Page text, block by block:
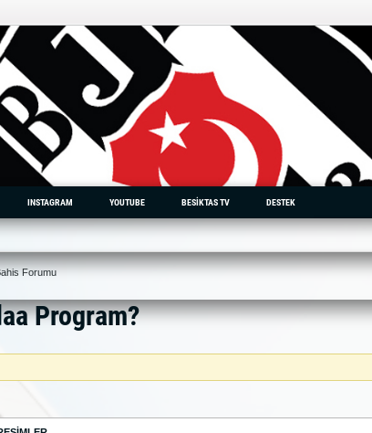
INSTAGRAM YOUTUBE BESIKTAS TV DESTEK
Forumu
Program?